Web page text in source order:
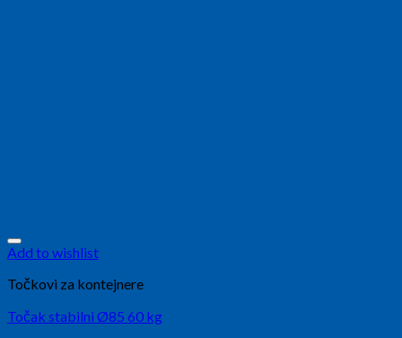
Add to wishlist
Točkovi za kontejnere
Točak stabilni Ø85 60 kg